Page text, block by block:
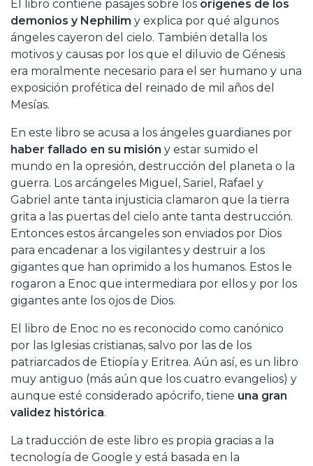
El libro contiene pasajes sobre los orígenes de los
demonios y Nephilim y explica por qué algunos
ángeles cayeron del cielo. También detalla los
motivos y causas por los que el diluvio de Génesis
era moralmente necesario para el ser humano y una
exposición profética del reinado de mil años del
Mesías.
En este libro se acusa a los ángeles guardianes por
haber fallado en su misión y estar sumido el
mundo en la opresión, destrucción del planeta o la
guerra. Los arcángeles Miguel, Sariel, Rafael y
Gabriel ante tanta injusticia clamaron que la tierra
grita a las puertas del cielo ante tanta destrucción.
Entonces estos árcangeles son enviados por Dios
para encadenar a los vigilantes y destruir a los
gigantes que han oprimido a los humanos. Estos le
rogaron a Enoc que intermediara por ellos y por los
gigantes ante los ojos de Dios.
El libro de Enoc no es reconocido como canónico
por las Iglesias cristianas, salvo por las de los
patriarcados de Etiopía y Eritrea. Aún así, es un libro
muy antiguo (más aún que los cuatro evangelios) y
aunque esté considerado apócrifo, tiene una gran
validez histórica.
La traducción de este libro es propia gracias a la
tecnología de Google y está basada en la